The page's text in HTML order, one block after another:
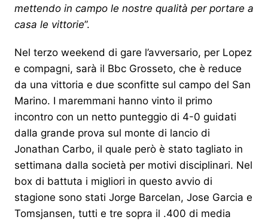
mettendo in campo le nostre qualità per portare a
casa le vittorie”.
Nel terzo weekend di gare l’avversario, per Lopez
e compagni, sarà il Bbc Grosseto, che è reduce
da una vittoria e due sconfitte sul campo del San
Marino. I maremmani hanno vinto il primo
incontro con un netto punteggio di 4-0 guidati
dalla grande prova sul monte di lancio di
Jonathan Carbo, il quale però è stato tagliato in
settimana dalla società per motivi disciplinari. Nel
box di battuta i migliori in questo avvio di
stagione sono stati Jorge Barcelan, Jose Garcia e
Tomsjansen, tutti e tre sopra il .400 di media